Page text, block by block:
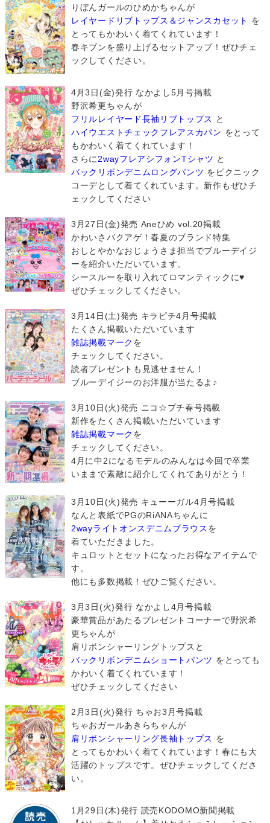
りぼんガールのひめかちゃんが
レイヤードリブトップス＆ジャンスカセット を
とってもかわいく着てくれています！
春キブンを盛り上げるセットアップ！ぜひチェ
ックしてください。
4月3日(金)発行 なかよし5月号掲載
野沢希更ちゃんが
フリルレイヤード長袖リブトップス
と
ハイウエストチェックフレアスカパン をとって
もかわいく着てくれています！
さらに2wayフレアシフォンTシャツ と
バックリボンデニムロングパンツ をピクニック
コーデとして着てくれています。新作もぜひチ
ェックしてください
3月27日(金)発売 Aneひめ vol.20掲載
かわいさバクアゲ！春夏のブランド特集
おしとやかなおじょうさま担当でブルーデイジ
ーを紹介いただいています。
シースルーを取り入れてロマンティックに♥
ぜひチェックしてください。
3月14日(土)発売 キラピチ4月号掲載
たくさん掲載いただいています
雑誌掲載マーク を
チェックしてください。
読者プレゼントも見逃せません！
ブルーデイジーのお洋服が当たるよ♪
3月10日(火)発売 ニコ☆プチ春号掲載
新作をたくさん掲載いただいています
雑誌掲載マーク を
チェックしてください。
4月に中2になるモデルのみんなは今回で卒業
いままで素敵に紹介してくれてありがとう！
3月10日(火)発売 キューーガル4月号掲載
なんと表紙でPGのRiANAちゃんに
2wayライトオンスデニムブラウス を
着ていただきました。
キュロットとセットになったお得なアイテムで
す。
他にも多数掲載！ぜひご覧ください。
3月3日(火)発行 なかよし4月号掲載
豪華賞品があたるプレゼントコーナーで野沢希
更ちゃんが
肩リボンシャーリングトップスと
バックリボンデニムショートパンツ をとっても
かわいく着てくれています！
ぜひチェックしてください
2月3日(火)発行 ちゃお3月号掲載
ちゃおガールあきらちゃんが
肩リボンシャーリング長袖トップス を
とってもかわいく着てくれています！春にも大
活躍のトップスです。ぜひチェックしてくださ
い。
1月29日(木)発行 読売KODOMO新聞掲載